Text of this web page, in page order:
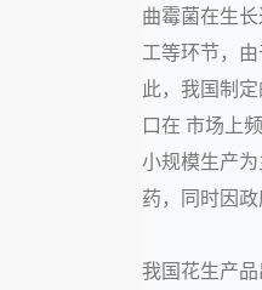
曲霉菌在生
工等环节，
此，我国制
口在 市场上
小规模生产
药，同时因
我国花生产